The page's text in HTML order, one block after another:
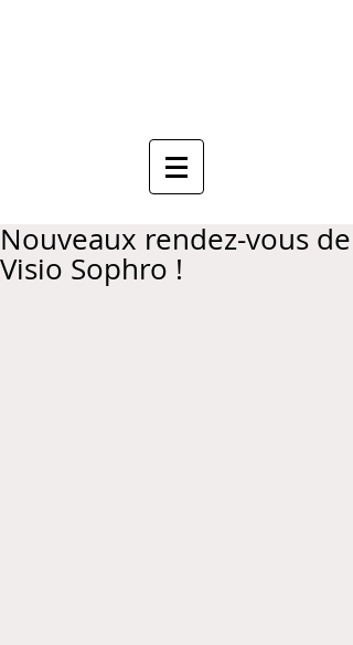
Nouveaux rendez-vous de
Visio Sophro !